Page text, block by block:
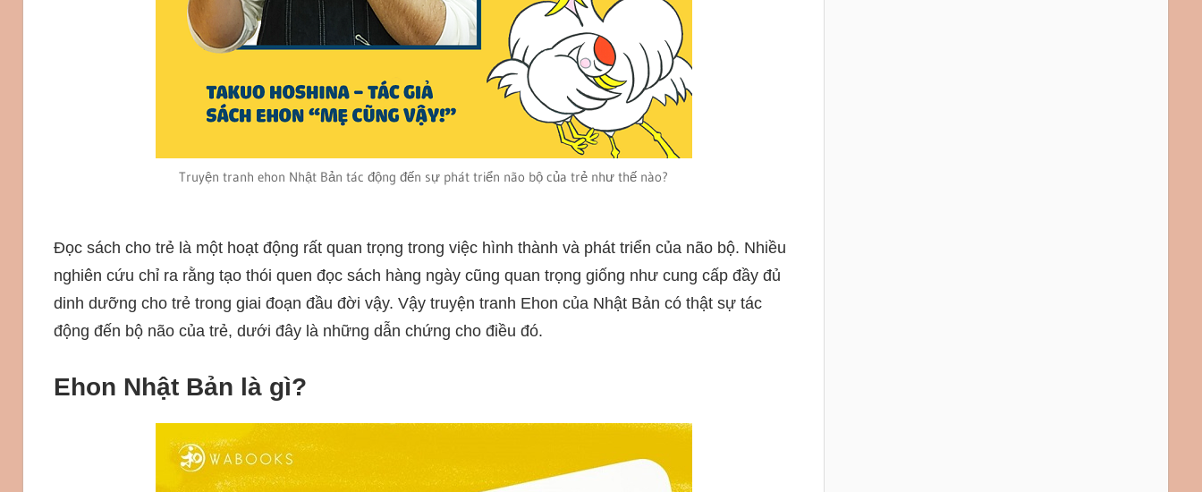
Truyện tranh ehon Nhật Bản tác động đến sự phát triển não bộ của trẻ như thế nào?
Đọc sách cho trẻ là một hoạt động rất quan trọng trong việc hình thành và phát triển của não bộ. Nhiều
nghiên cứu chỉ ra rằng tạo thói quen đọc sách hàng ngày cũng quan trọng giống như cung cấp đầy đủ
dinh dưỡng cho trẻ trong giai đoạn đầu đời vậy. Vậy truyện tranh Ehon của Nhật Bản có thật sự tác
động đến bộ não của trẻ, dưới đây là những dẫn chứng cho điều đó.
Ehon Nhật Bản là gì?